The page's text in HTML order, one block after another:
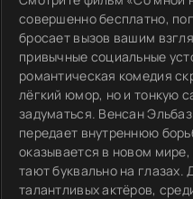
совершенно бесплатно,
бросает вызов вашим
привычные социальные
романтическая комедия
лёгкий юмор, но и тонкую
задуматься. Венсан
передает внутреннюю
оказывается в новом
тают буквально на глазах.
талантливых актёров,